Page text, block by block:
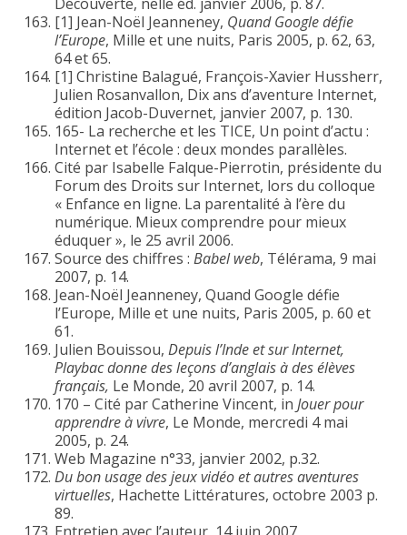
[1] Jean-Noël Jeanneney, Quand Google défie
l’Europe, Mille et une nuits, Paris 2005, p. 62, 63,
64 et 65.
[1] Christine Balagué, François-Xavier Hussherr,
Julien Rosanvallon, Dix ans d’aventure Internet,
édition Jacob-Duvernet, janvier 2007, p. 130.
165- La recherche et les TICE, Un point d’actu :
Internet et l’école : deux mondes parallèles.
Cité par Isabelle Falque-Pierrotin, présidente du
Forum des Droits sur Internet, lors du colloque
« Enfance en ligne. La parentalité à l’ère du
numérique. Mieux comprendre pour mieux
éduquer », le 25 avril 2006.
Source des chiffres : Babel web, Télérama, 9 mai
2007, p. 14.
Jean-Noël Jeanneney, Quand Google défie
l’Europe, Mille et une nuits, Paris 2005, p. 60 et
61.
Julien Bouissou, Depuis l’Inde et sur Internet,
Playbac donne des leçons d’anglais à des élèves
français, Le Monde, 20 avril 2007, p. 14.
170 – Cité par Catherine Vincent, in Jouer pour
apprendre à vivre, Le Monde, mercredi 4 mai
2005, p. 24.
Web Magazine n°33, janvier 2002, p.32.
Du bon usage des jeux vidéo et autres aventures
virtuelles, Hachette Littératures, octobre 2003 p.
89.